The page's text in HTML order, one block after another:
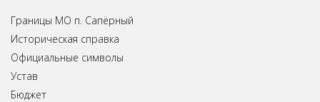
Границы МО п. Сапёрный
Историческая справка
Официальные символы
Устав
Бюджет